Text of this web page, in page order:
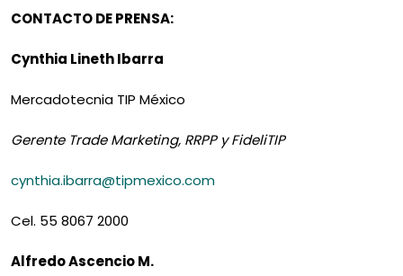
CONTACTO DE PRENSA:
Cynthia Lineth Ibarra
Mercadotecnia TIP México
Gerente Trade Marketing, RRPP y FideliTIP
cynthia.ibarra@tipmexico.com
Cel. 55 8067 2000
Alfredo Ascencio M.